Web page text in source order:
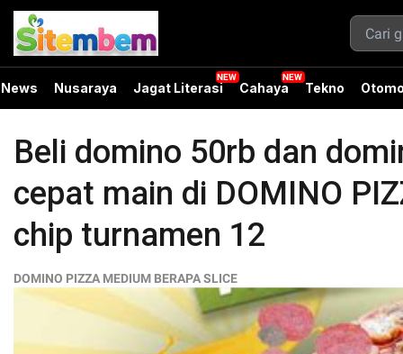
News Nusaraya Jagat Literasi Cahaya Tekno
Beli domino 50rb dan
cepat main di DOMINO
chip turnamen 12
DOMINO PIZZA MEDIUM BERAPA SLICE